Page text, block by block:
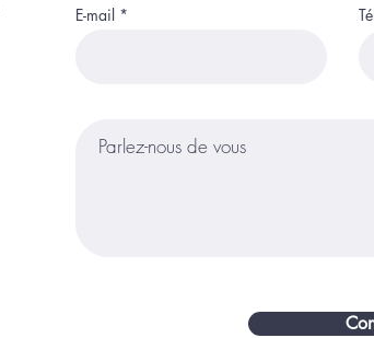
E-mail